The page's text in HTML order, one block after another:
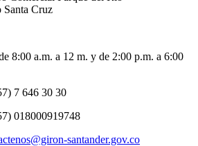
Santa Cruz
8:00 a.m. a 12 m. y de 2:00 p.m. a 6:00
7 646 30 30
018000919748
santander.gov.co